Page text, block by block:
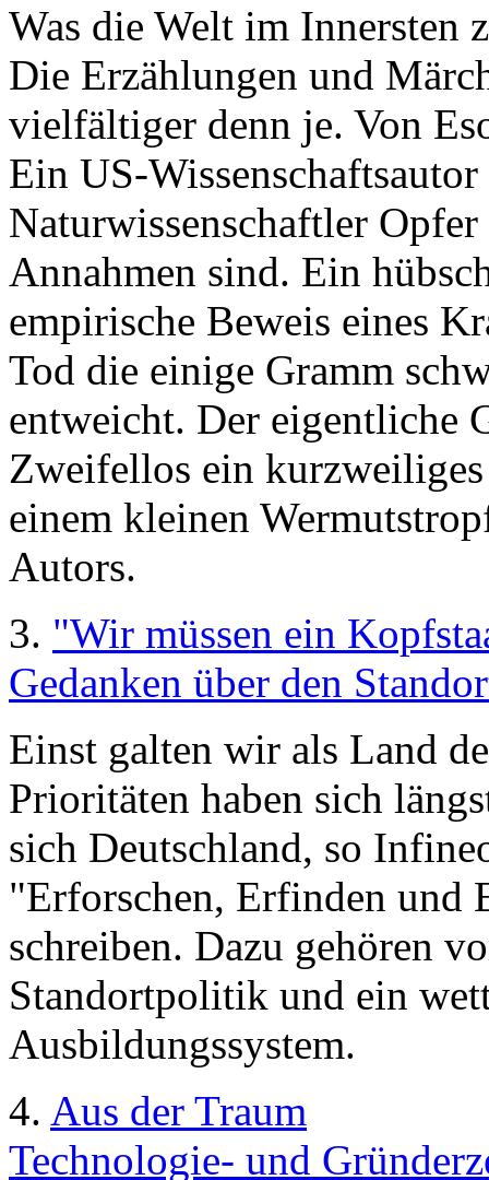
Was die Welt im Innersten
Die Erzählungen und
vielfältiger denn je. Von
Ein US-
Naturwissenschaftler
Annahmen sind. Ein
empirische Beweis eines
Tod die einige Gramm
entweicht. Der eigentliche
Zweifellos ein
einem kleinen
Autors.
3. "Wir müssen ein
Gedanken über den
Einst galten wir als Land
Prioritäten haben sich
sich Deutschland, so
"Erforschen, Erfinden und
schreiben. Dazu gehören
Standortpolitik und ein
Ausbildungssystem.
4. Aus der Traum
Technologie- und